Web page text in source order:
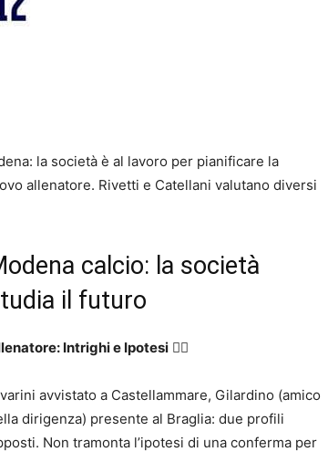
la società è al lavoro per pianificare la
allenatore. Rivetti e Catellani valutano diversi
calcio: la società
il futuro
Intrighi e Ipotesi 🕵️‍♂️
avvistato a Castellammare, Gilardino (amico
dirigenza) presente al Braglia: due profili
Non tramonta l’ipotesi di una conferma per